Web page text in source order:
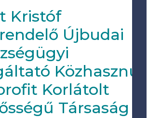
Kristóf
Újbudai
Közhasznú
Korlátolt
Társaság